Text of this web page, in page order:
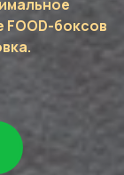
FOOD-боксов